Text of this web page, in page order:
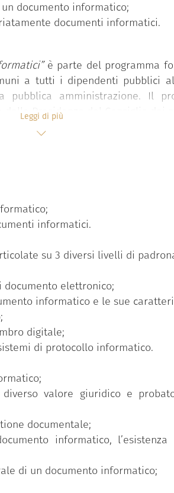
documento informatico;
documenti informatici.
è parte del programma
a tutti i dipendenti pubblici
pubblica amministrazione. Il
Presidenza del Consiglio dei
per la PA”
partecipato al percorso
Leggi di più
informatici.
su 3 diversi livelli di
documento elettronico;
informatico e le sue
digitale;
di protocollo informatico.
valore giuridico e
documentale;
informatico,
di un documento informatico;